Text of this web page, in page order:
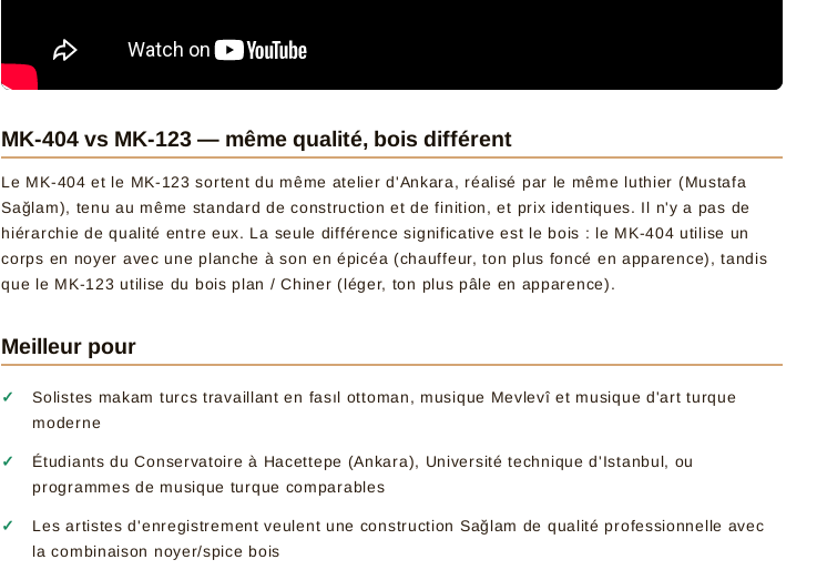
MK-404 vs MK-123 — même qualité, bois différent
Le MK-404 et le MK-123 sortent du même atelier d'Ankara, réalisé par le même luthier (Mustafa
Sağlam), tenu au même standard de construction et de finition, et prix identiques. Il n'y a pas de
hiérarchie de qualité entre eux. La seule différence significative est le bois : le MK-404 utilise un
corps en noyer avec une planche à son en épicéa (chauffeur, ton plus foncé en apparence), tandis
que le MK-123 utilise du bois plan / Chiner (léger, ton plus pâle en apparence).
Meilleur pour
Solistes makam turcs travaillant en fasıl ottoman, musique Mevlevî et musique d'art turque
moderne
Étudiants du Conservatoire à Hacettepe (Ankara), Université technique d'Istanbul, ou
programmes de musique turque comparables
Les artistes d'enregistrement veulent une construction Sağlam de qualité professionnelle avec
la combinaison noyer/spice bois